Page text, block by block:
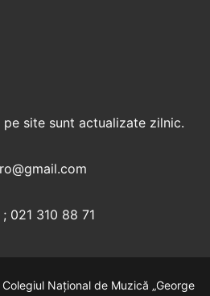
site sunt actualizate zilnic.
021 310 88 71
Național de Muzică „George